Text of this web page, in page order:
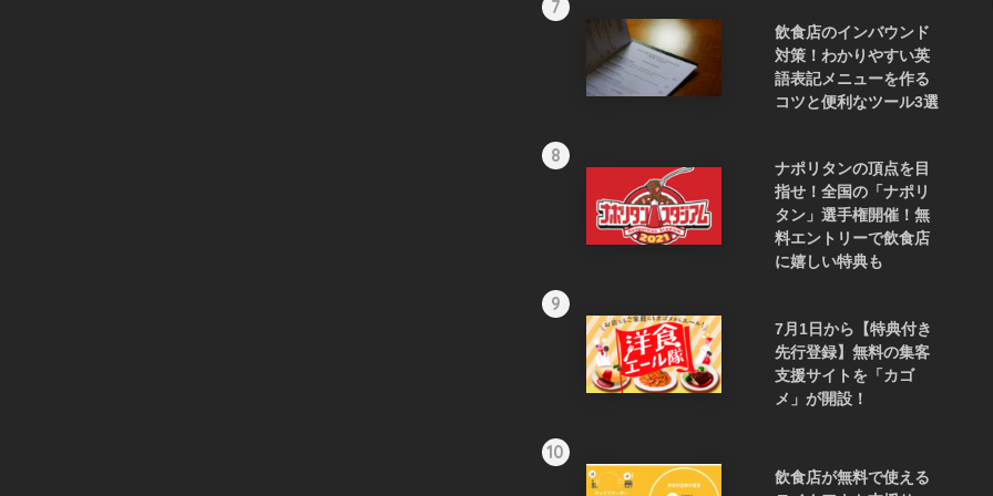
7
飲食店のインバウンド
対策！わかりやすい英
語表記メニューを作る
コツと便利なツール3選
8
ナポリタンの頂点を目
指せ！全国の「ナポリ
タン」選手権開催！無
料エントリーで飲食店
に嬉しい特典も
9
7月1日から【特典付き
先行登録】無料の集客
支援サイトを「カゴ
メ」が開設！
10
飲食店が無料で使える